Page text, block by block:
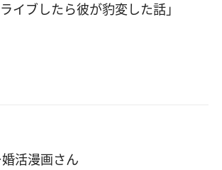
イブしたら彼が豹変した話」
活漫画さん